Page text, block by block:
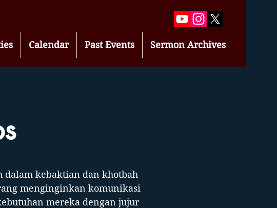
Calendar Past Events Sermon Archives
dalam kebaktian dan khotbah
menginginkan komunikasi
mereka dengan jujur